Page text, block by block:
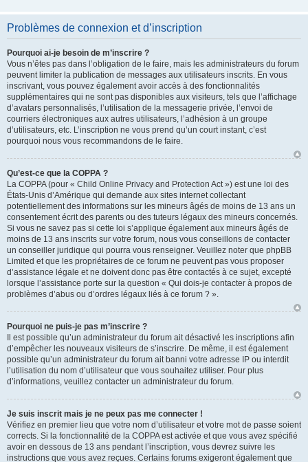
Problèmes de connexion et d’inscription
Pourquoi ai-je besoin de m’inscrire ?
Vous n’êtes pas dans l’obligation de le faire, mais les administrateurs du forum
peuvent limiter la publication de messages aux utilisateurs inscrits. En vous
inscrivant, vous pouvez également avoir accès à des fonctionnalités
supplémentaires qui ne sont pas disponibles aux visiteurs, tels que l’affichage
d’avatars personnalisés, l’utilisation de la messagerie privée, l’envoi de
courriers électroniques aux autres utilisateurs, l’adhésion à un groupe
d’utilisateurs, etc. L’inscription ne vous prend qu’un court instant, c’est
pourquoi nous vous recommandons de le faire.
Qu’est-ce que la COPPA ?
La COPPA (pour « Child Online Privacy and Protection Act ») est une loi des
États-Unis d’Amérique qui demande aux sites internet collectant
potentiellement des informations sur les mineurs âgés de moins de 13 ans un
consentement écrit des parents ou des tuteurs légaux des mineurs concernés.
Si vous ne savez pas si cette loi s’applique également aux mineurs âgés de
moins de 13 ans inscrits sur votre forum, nous vous conseillons de contacter
un conseiller juridique qui pourra vous renseigner. Veuillez noter que phpBB
Limited et que les propriétaires de ce forum ne peuvent pas vous proposer
d’assistance légale et ne doivent donc pas être contactés à ce sujet, excepté
lorsque l’assistance porte sur la question « Qui dois-je contacter à propos de
problèmes d’abus ou d’ordres légaux liés à ce forum ? ».
Pourquoi ne puis-je pas m’inscrire ?
Il est possible qu’un administrateur du forum ait désactivé les inscriptions afin
d’empêcher les nouveaux visiteurs de s’inscrire. De même, il est également
possible qu’un administrateur du forum ait banni votre adresse IP ou interdit
l’utilisation du nom d’utilisateur que vous souhaitez utiliser. Pour plus
d’informations, veuillez contacter un administrateur du forum.
Je suis inscrit mais je ne peux pas me connecter !
Vérifiez en premier lieu que votre nom d’utilisateur et votre mot de passe soient
corrects. Si la fonctionnalité de la COPPA est activée et que vous avez spécifié
avoir en dessous de 13 ans pendant l’inscription, vous devrez suivre les
instructions que vous avez reçues. Certains forums exigeront également que